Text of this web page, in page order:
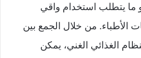
يتطلب استخدام واقي
الأطباء. من خلال الجمع بين
الغذائي الغني، يمكن